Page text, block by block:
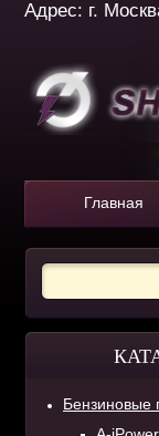
Адрес: г.
Главная
Бензиновые